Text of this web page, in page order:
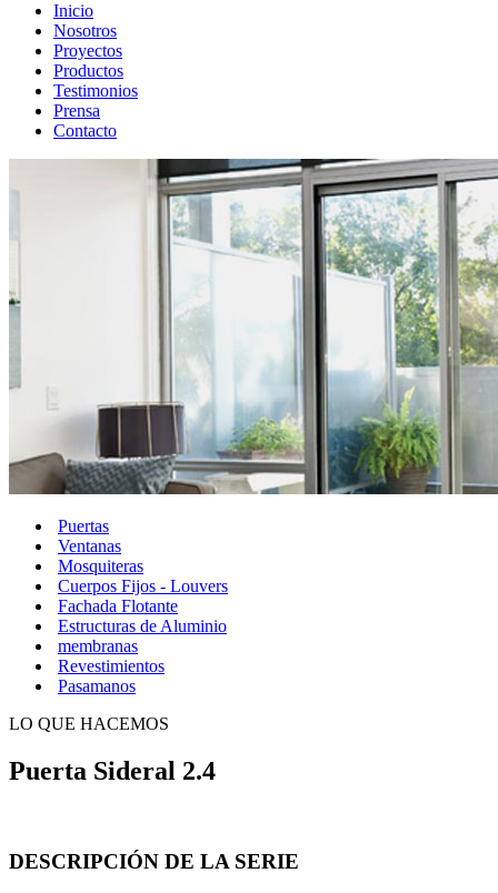
Inicio
Nosotros
Proyectos
Productos
Testimonios
Prensa
Contacto
Puertas
Ventanas
Mosquiteras
Cuerpos Fijos - Louvers
Fachada Flotante
Estructuras de Aluminio
membranas
Revestimientos
Pasamanos
LO QUE HACEMOS
Puerta Sideral 2.4
DESCRIPCIÓN DE LA SERIE